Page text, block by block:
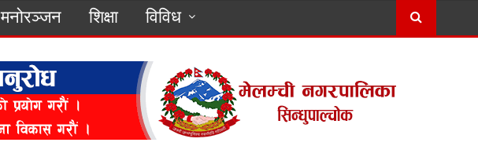
मनोरञ्जन शिक्षा
विविध